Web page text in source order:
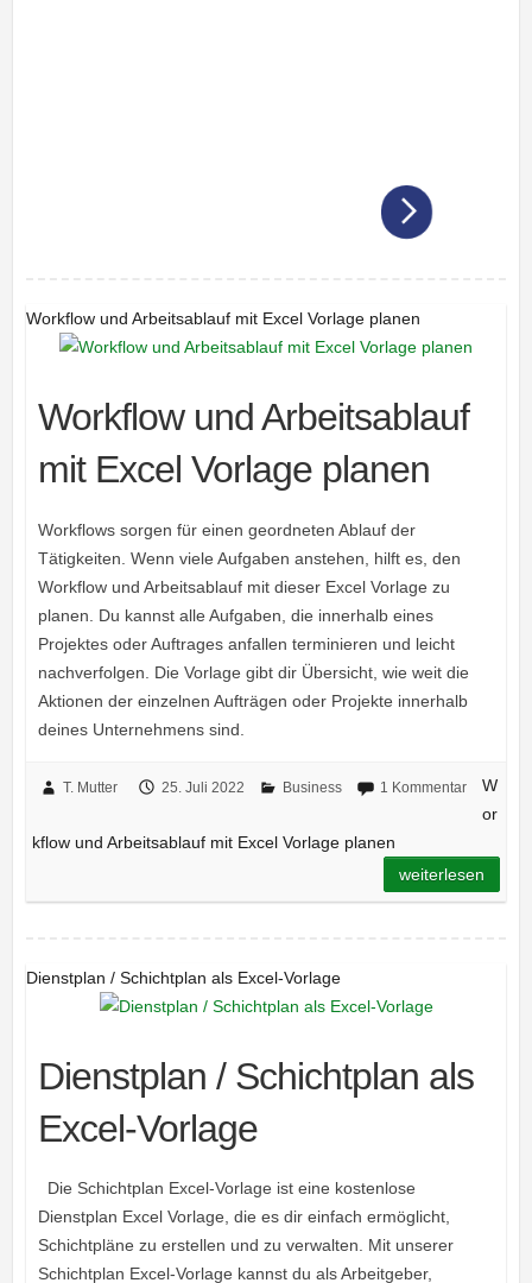
Workflow und Arbeitsablauf mit Excel Vorlage planen
Workflow und Arbeitsablauf
mit Excel Vorlage planen
Workflows sorgen für einen geordneten Ablauf der
Tätigkeiten. Wenn viele Aufgaben anstehen, hilft es, den
Workflow und Arbeitsablauf mit dieser Excel Vorlage zu
planen. Du kannst alle Aufgaben, die innerhalb eines
Projektes oder Auftrages anfallen terminieren und leicht
nachverfolgen. Die Vorlage gibt dir Übersicht, wie weit die
Aktionen der einzelnen Aufträgen oder Projekte innerhalb
deines Unternehmens sind.
T. Mutter 25. Juli 2022 Business 1 Kommentar
W
or
kflow und Arbeitsablauf mit Excel Vorlage planen
weiterlesen
Dienstplan / Schichtplan als Excel-Vorlage
Dienstplan / Schichtplan als
Excel-Vorlage
Die Schichtplan Excel-Vorlage ist eine kostenlose
Dienstplan Excel Vorlage, die es dir einfach ermöglicht,
Schichtpläne zu erstellen und zu verwalten. Mit unserer
Schichtplan Excel-Vorlage kannst du als Arbeitgeber,